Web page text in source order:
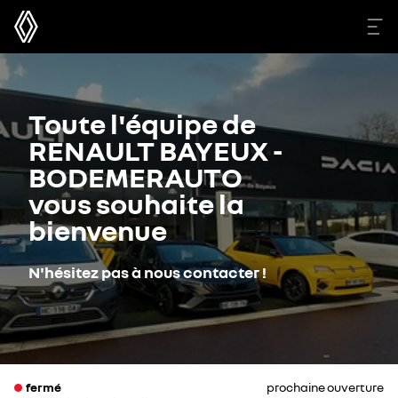
Toute l'équipe de
RENAULT BAYEUX -
BODEMERAUTO
vous souhaite la
bienvenue
N'hésitez pas à nous contacter !
fermé
prochaine ouverture